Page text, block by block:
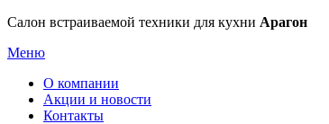
Салон встраиваемой техники для кухни Арагон
Меню
О компании
Акции и новости
Контакты